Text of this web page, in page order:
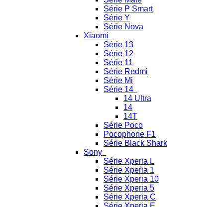
Série P Smart
Série Y
Série Nova
Xiaomi
Série 13
Série 12
Série 11
Série Redmi
Série Mi
Série 14
14 Ultra
14
14T
Série Poco
Pocophone F1
Série Black Shark
Sony
Série Xperia L
Série Xperia 1
Série Xperia 10
Série Xperia 5
Série Xperia C